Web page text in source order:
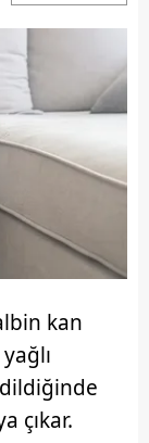
kan
çıkar.